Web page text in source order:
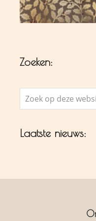
Zoeken:
Zoek
op
website
Laatste nieuws: